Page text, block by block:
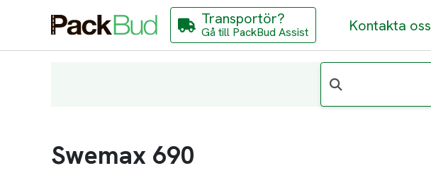
Transportör?
Gå till PackBud Assist Kontakta oss
Swemax 690